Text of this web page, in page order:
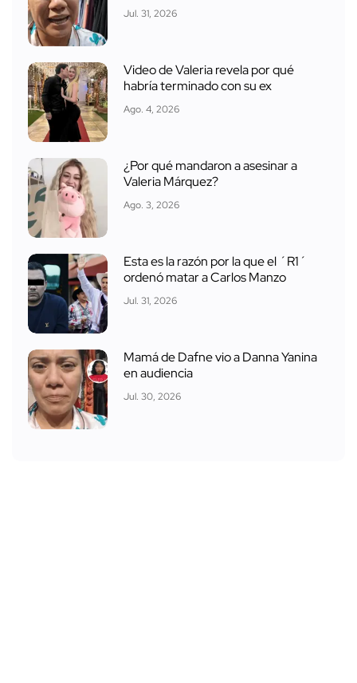
Jul. 31, 2026
Video de Valeria revela por qué
habría terminado con su ex
Ago. 4, 2026
¿Por qué mandaron a asesinar a
Valeria Márquez?
Ago. 3, 2026
Esta es la razón por la que el ´R1´
ordenó matar a Carlos Manzo
Jul. 31, 2026
Mamá de Dafne vio a Danna Yanina
en audiencia
Jul. 30, 2026